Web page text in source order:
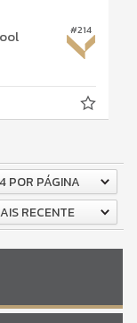
#214
POR PÁGINA
RECENTE